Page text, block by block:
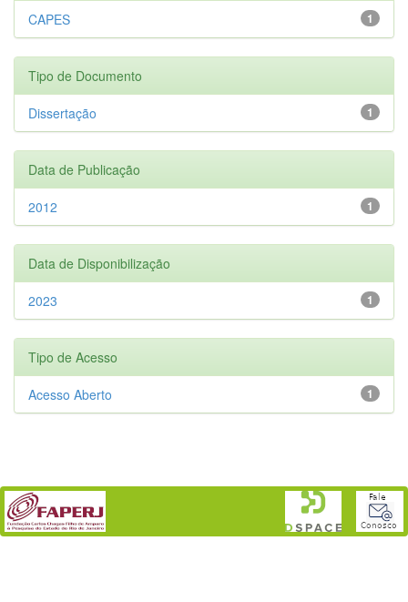
1
CAPES
Tipo de Documento
1
Dissertação
Data de Publicação
1
2012
Data de Disponibilização
1
2023
Tipo de Acesso
1
Acesso Aberto